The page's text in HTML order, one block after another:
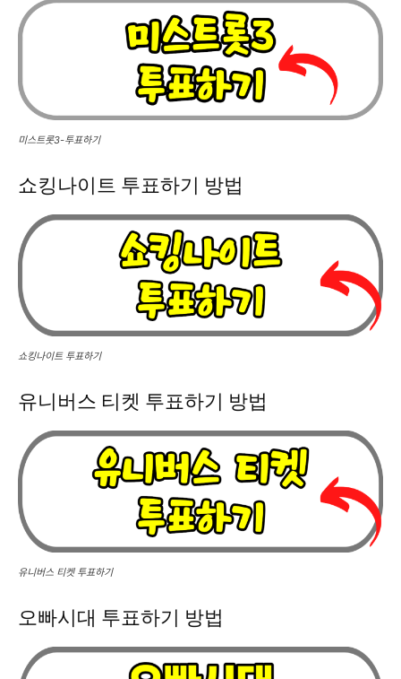
미스트롯3-투표하기
쇼킹나이트 투표하기 방법
쇼킹나이트 투표하기
유니버스 티켓 투표하기 방법
유니버스 티켓 투표하기
오빠시대 투표하기 방법